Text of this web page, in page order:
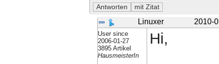
Linuxer 2010-
User since
2006-01-27
3895 Artikel
HausmeisterIn
Hi,